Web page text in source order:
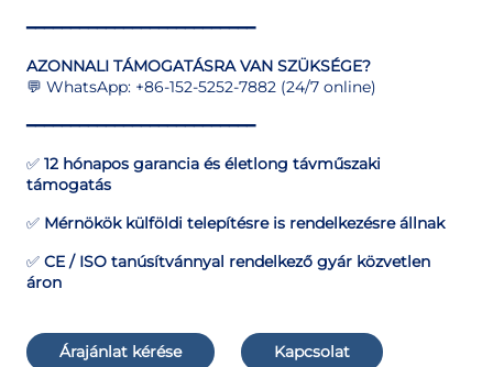
━━━━━━━━━━━━━━━━━━━━━━━━━━
AZONNALI TÁMOGATÁSRA VAN SZÜKSÉGE?
💬 WhatsApp: +86-152-5252-7882 (24/7 online)
━━━━━━━━━━━━━━━━━━━━━━━━━━
✅ 12 hónapos garancia és életlong távműszaki
támogatás
✅ Mérnökök külföldi telepítésre is rendelkezésre állnak
✅ CE / ISO tanúsítvánnyal rendelkező gyár közvetlen
áron
Árajánlat kérése Kapcsolat